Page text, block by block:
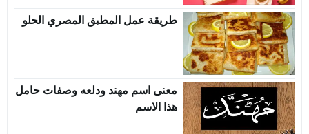
طريقة عمل المطبق المصري الحلو
معنى اسم مهند ودلعه وصفات حامل
هذا الاسم